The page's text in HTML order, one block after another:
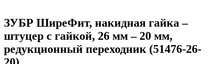
ЗУБР ШиреФит, накидная гайка –
штуцер с гайкой, 26 мм – 20 мм,
редукционный переходник (51476-26-